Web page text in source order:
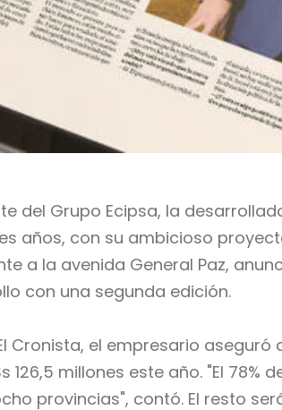
del Grupo Ecipsa, la
años, con su ambicioso
a la avenida General Paz,
con una segunda edición.
Cronista, el empresario
millones este año. "El
provincias", contó. El resto